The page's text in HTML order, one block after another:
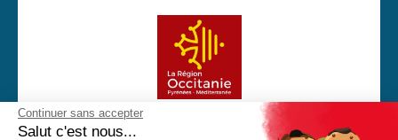
Continuer sans accepter
Salut c'est nous...
Avec la participation financière de la Région Occitanie